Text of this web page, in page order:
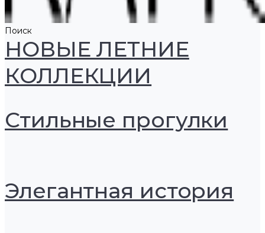
Поиск
НОВЫЕ ЛЕТНИЕ
КОЛЛЕКЦИИ
Стильные прогулки
Элегантная история